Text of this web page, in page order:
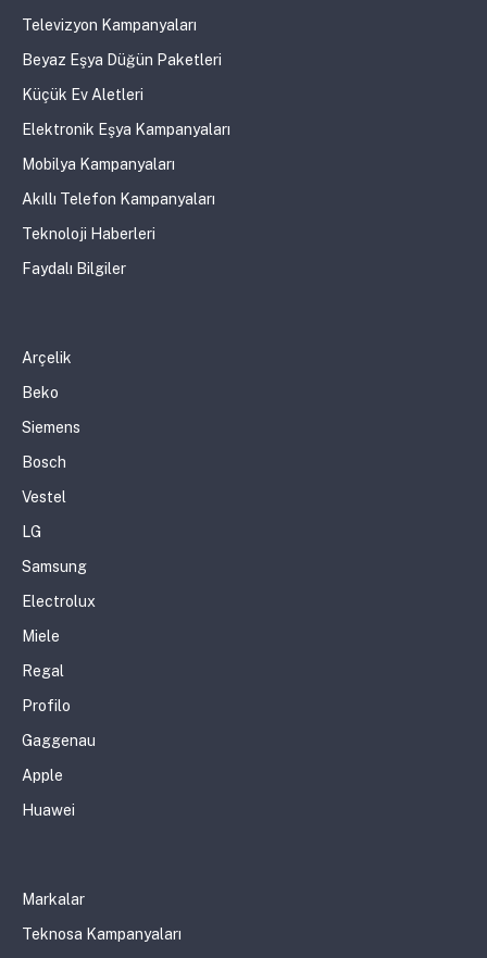
Televizyon Kampanyaları
Beyaz Eşya Düğün Paketleri
Küçük Ev Aletleri
Elektronik Eşya Kampanyaları
Mobilya Kampanyaları
Akıllı Telefon Kampanyaları
Teknoloji Haberleri
Faydalı Bilgiler
Arçelik
Beko
Siemens
Bosch
Vestel
LG
Samsung
Electrolux
Miele
Regal
Profilo
Gaggenau
Apple
Huawei
Markalar
Teknosa Kampanyaları